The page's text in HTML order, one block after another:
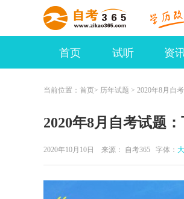
首页 试听 资
当前位置： 首页> 历年试题 > 2020年8月自
2020年8月自考试题
2020年10月10日 来源： 自考365 字体： 大